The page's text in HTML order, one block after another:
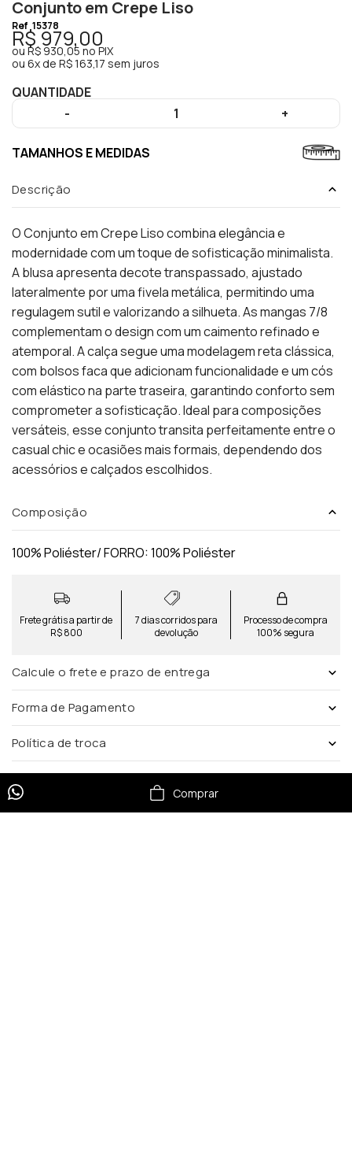
Conjunto em Crepe Liso
Ref 15378
R$ 979,00
ou R$ 930,05 no PIX
ou 6x de R$ 163,17 sem juros
QUANTIDADE
-
1 +
TAMANHOS E MEDIDAS
Descrição
O Conjunto em Crepe Liso combina elegância e
modernidade com um toque de sofisticação minimalista.
A blusa apresenta decote transpassado, ajustado
lateralmente por uma fivela metálica, permitindo uma
regulagem sutil e valorizando a silhueta. As mangas 7/8
complementam o design com um caimento refinado e
atemporal. A calça segue uma modelagem reta clássica,
com bolsos faca que adicionam funcionalidade e um cós
com elástico na parte traseira, garantindo conforto sem
comprometer a sofisticação. Ideal para composições
versáteis, esse conjunto transita perfeitamente entre o
casual chic e ocasiões mais formais, dependendo dos
acessórios e calçados escolhidos.
Composição
100% Poliéster/ FORRO: 100% Poliéster
Frete grátis a partir de
R$ 800
7 dias corridos para
devolução
Processo de compra
100% segura
Calcule o frete e prazo de entrega
Forma de Pagamento
Política de troca
Comprar